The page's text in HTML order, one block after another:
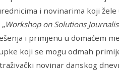
i novinarima koji
Workshop on Solutions
i primjenu u domaćem
koji se mogu odmah
novinar danskog